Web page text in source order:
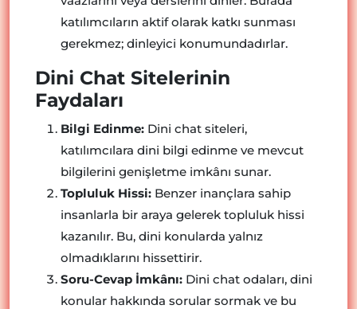
katılımcıların aktif olarak katkı sunması
gerekmez; dinleyici konumundadırlar.
Dini Chat Sitelerinin
Faydaları
Bilgi Edinme: Dini chat siteleri,
katılımcılara dini bilgi edinme ve mevcut
bilgilerini genişletme imkânı sunar.
Topluluk Hissi: Benzer inançlara sahip
insanlarla bir araya gelerek topluluk hissi
kazanılır. Bu, dini konularda yalnız
olmadıklarını hissettirir.
Soru-Cevap İmkânı: Dini chat odaları, dini
konular hakkında sorular sormak ve bu